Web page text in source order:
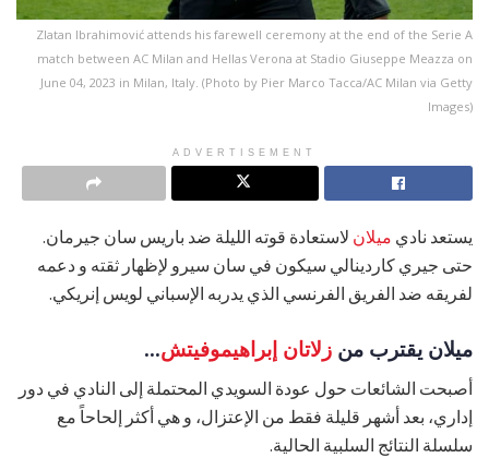
Zlatan Ibrahimović attends his farewell ceremony at the end of the Serie A
match between AC Milan and Hellas Verona at Stadio Giuseppe Meazza on
June 04, 2023 in Milan, Italy. (Photo by Pier Marco Tacca/AC Milan via Getty
Images)
ADVERTISEMENT
يستعد نادي ميلان لاستعادة قوته الليلة ضد باريس سان جيرمان.
حتى جيري كاردينالي سيكون في سان سيرو لإظهار ثقته و دعمه
لفريقه ضد الفريق الفرنسي الذي يدربه الإسباني لويس إنريكي.
ميلان يقترب من زلاتان إبراهيموفيتش...
أصبحت الشائعات حول عودة السويدي المحتملة إلى النادي في دور
إداري، بعد أشهر قليلة فقط من الإعتزال، و هي أكثر إلحاحاً مع
سلسلة النتائج السلبية الحالية.